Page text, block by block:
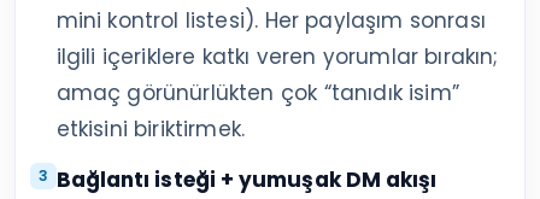
mini kontrol listesi). Her paylaşım sonrası
ilgili içeriklere katkı veren yorumlar bırakın;
amaç görünürlükten çok “tanıdık isim”
etkisini biriktirmek.
Bağlantı isteği + yumuşak DM akışı